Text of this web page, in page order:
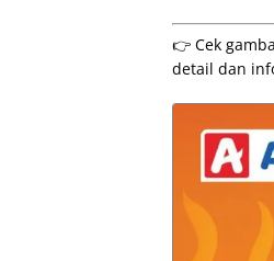
👉 Cek
detail dan